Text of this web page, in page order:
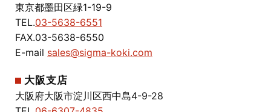
東京都墨田区緑1-19-9
TEL.03-5638-6551
FAX.03-5638-6550
E-mail sales@sigma-koki.com
大阪支店
大阪府大阪市淀川区西中島4-9-28